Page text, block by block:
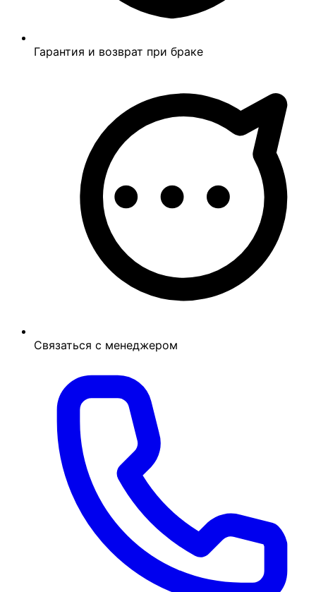
Гарантия и возврат при браке
Связаться с менеджером